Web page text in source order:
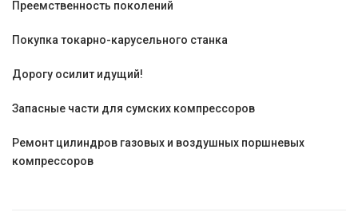
Преемственность поколений
Покупка токарно-карусельного станка
Дорогу осилит идущий!
Запасные части для сумских компрессоров
Ремонт цилиндров газовых и воздушных поршневых
компрессоров